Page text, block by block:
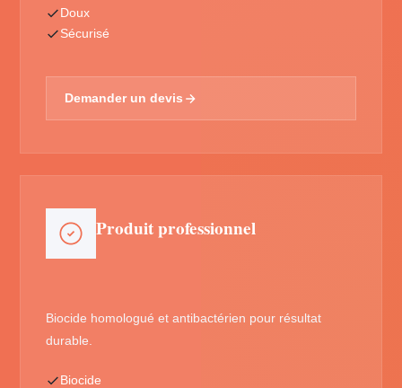
Doux
Sécurisé
Demander un devis
Produit professionnel
Biocide homologué et antibactérien pour résultat
durable.
Biocide